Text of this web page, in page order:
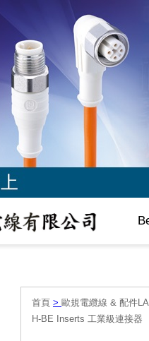
首頁 > 歐規電纜線 & 配件
H-BE Inserts 工業級連接器